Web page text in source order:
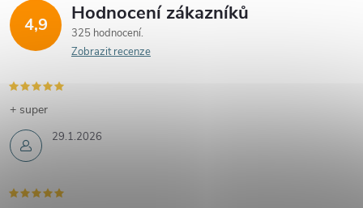
4,9 Hodnocení zákazníků
325 hodnocení
Zobrazit recenze
29.1.2026
+ super